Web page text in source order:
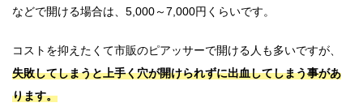
などで開ける場合は、5,000～7,000円くらいです。
コストを抑えたくて市販のピアッサーで開ける人も多いですが、
失敗してしまうと上手く穴が開けられずに出血してしまう事があ
ります。